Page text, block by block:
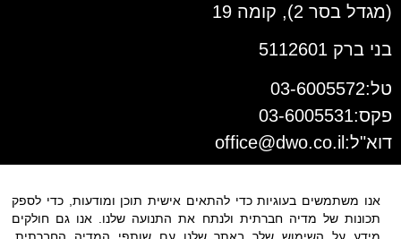
(מגדל בסר 2), קומה 19
בני ברק 5112601
טל:03-6005572
פקס:03-6005531
דוא"ל: office@dwo.co.il
אנו משתמשים בעוגיות כדי להתאים אישית תוכן ומודעות, כדי לספק
תכונות של מדיה חברתית ולנתח את התנועה שלנו. אנו גם חולקים